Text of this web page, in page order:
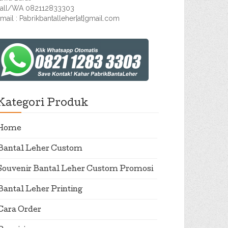
WA 082112833303
: Pabrikbantalleher[at]gmail.com
Produk
Leher Custom
Bantal Leher Custom Promosi
Leher Printing
Order